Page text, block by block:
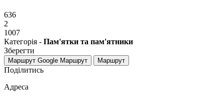
636
2
1007
Категорія - Пам'ятки та пам'ятники
Зберегти
Маршрут Google Маршрут Маршрут
Поділитись
Адреса